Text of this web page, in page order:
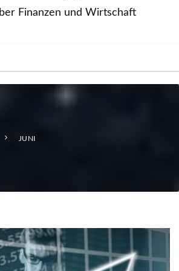
Finanzen und Wirtschaft
JUNI